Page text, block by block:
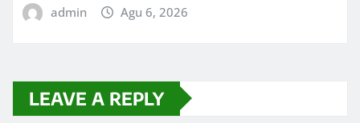
admin Agu 6, 2026
LEAVE A REPLY